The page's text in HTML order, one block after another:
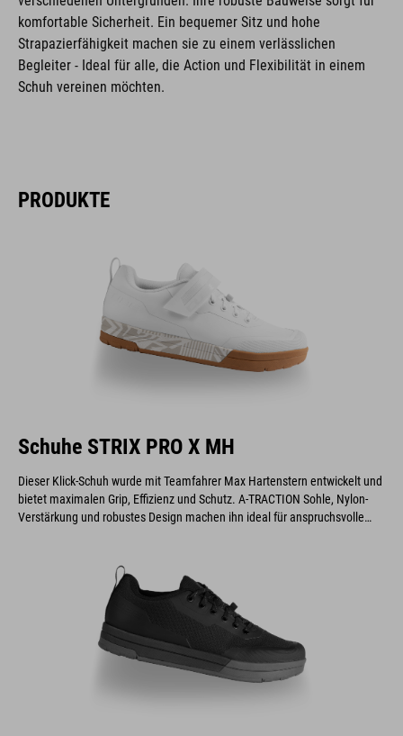
komfortable Sicherheit. Ein bequemer Sitz und hohe
Strapazierfähigkeit machen sie zu einem verlässlichen
Begleiter - Ideal für alle, die Action und Flexibilität in einem
Schuh vereinen möchten.
PRODUKTE
Schuhe STRIX PRO X MH
Dieser Klick-Schuh wurde mit Teamfahrer Max Hartenstern entwickelt und
bietet maximalen Grip, Effizienz und Schutz. A-TRACTION Sohle, Nylon-
Verstärkung und robustes Design machen ihn ideal für anspruchsvolle